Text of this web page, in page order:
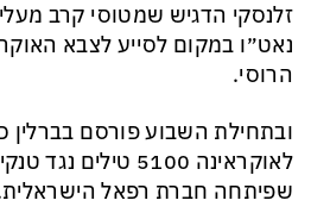
זלנסקי הדגיש שמטוסי קרב
נאט״ו במקום לסייע לצבא
הרוסי.
ובתחילת השבוע פורסם בברלין
לאוקראינה 5100
שפיתחה חברת רפאל